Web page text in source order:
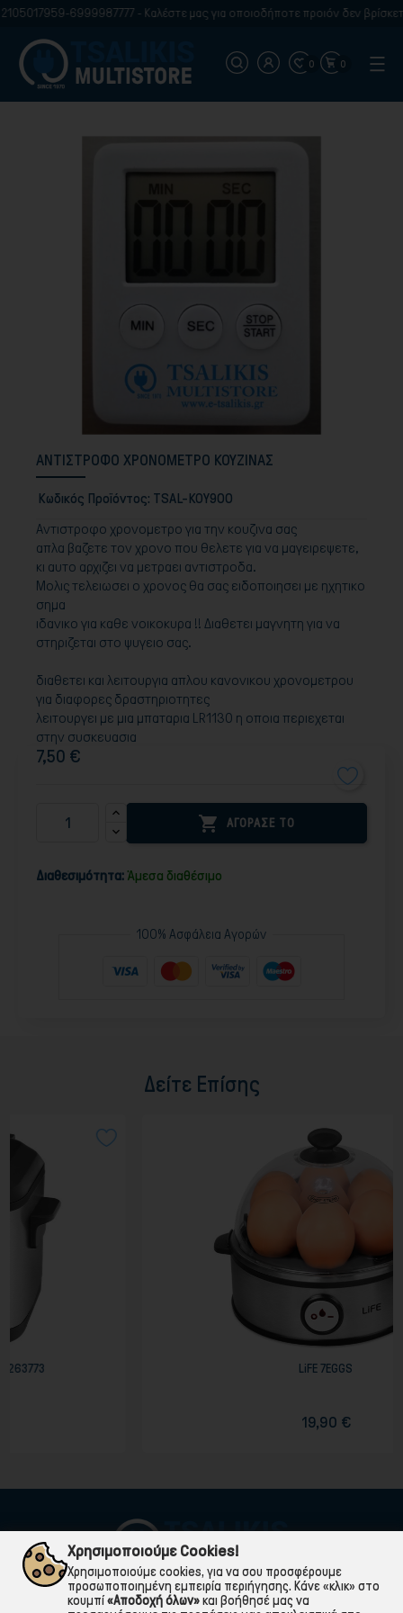
6999987777 - Καλέστε μας για οποιοδήποτε προιόν δεν βρίσκετε
0 0
ΑΝΤΙΣΤΡΟΦΟ ΧΡΟΝΟΜΕΤΡΟ ΚΟΥΖΙΝΑΣ
Κωδικός Προϊόντος: TSAL-KOY900
Aντιστροφο χρονομετρο για την κουζινα σας
απλα βαζετε τον χρονο που θελετε για να μαγειρεψετε,
κι αυτο αρχιζει να μετραει αντιστροδα.
Μολις τελειωσει ο χρονος θα σας ειδοποιησει με ηχητικο
σημα
ιδανικο για καθε νοικοκυρα !! Διαθετει μαγνητη για να
στηριζεται στο ψυγειο σας.
διαθετει και λειτουργια απλου κανονικου χρονομετρου
για διαφορες δραστηριοτητες
λειτουργει με μια μπαταρια LR1130 η οποια περιεχεται
στην συσκευασια
7,50 €
 ΑΓΟΡΑΣΕ ΤΟ
Διαθεσιμότητα: Άμεσα διαθέσιμο
100% Ασφάλεια Αγορών
Δείτε Επίσης
Χρησιμοποιούμε Cookies!
Χρησιμοποιούμε cookies, για να σου προσφέρουμε
προσωποποιημένη εμπειρία περιήγησης. Κάνε «κλικ» στο
κουμπί«Αποδοχή όλων»και βοήθησέ μας να